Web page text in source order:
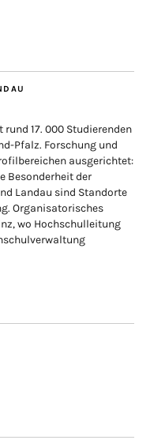
17. 000 Studierenden
Pfalz. Forschung und
ausgerichtet:
Besonderheit der
Landau sind Standorte
Organisatorisches
wo Hochschulleitung